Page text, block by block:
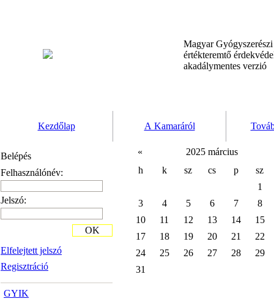
Magyar
értékteremtő
akadálymentes verzió
Kezdőlap A Kamaráról
Belépés
Felhasználónév:
Jelszó:
Elfelejtett jelszó
Regisztráció
OK
GYIK
«
2025 március
h
k sz cs p
sz
1
3
4 5 6 7
8
10
11 12 13 14
15
17
18 19 20 21
22
24
25 26 27 28
29
31